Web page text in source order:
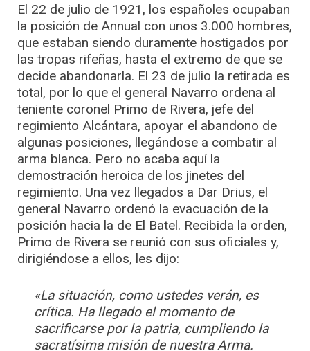
El 22 de julio de 1921, los españoles ocupaban
la posición de Annual con unos 3.000 hombres,
que estaban siendo duramente hostigados por
las tropas rifeñas, hasta el extremo de que se
decide abandonarla. El 23 de julio la retirada es
total, por lo que el general Navarro ordena al
teniente coronel Primo de Rivera, jefe del
regimiento Alcántara, apoyar el abandono de
algunas posiciones, llegándose a combatir al
arma blanca. Pero no acaba aquí la
demostración heroica de los jinetes del
regimiento. Una vez llegados a Dar Drius, el
general Navarro ordenó la evacuación de la
posición hacia la de El Batel. Recibida la orden,
Primo de Rivera se reunió con sus oficiales y,
dirigiéndose a ellos, les dijo:
«La situación, como ustedes verán, es
crítica. Ha llegado el momento de
sacrificarse por la patria, cumpliendo la
sacratísima misión de nuestra Arma.